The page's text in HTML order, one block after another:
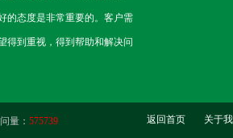
的态度是非常重要的。客户需
得到重视，得到帮助和解决问
量： 575739 返回首页 关于